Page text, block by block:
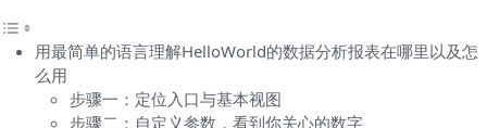
用最简单的语言理解HelloWorld的数据分析报表在哪里以及怎
么用
步骤一：定位入口与基本视图
步骤二：自定义参数，看到你关心的数字